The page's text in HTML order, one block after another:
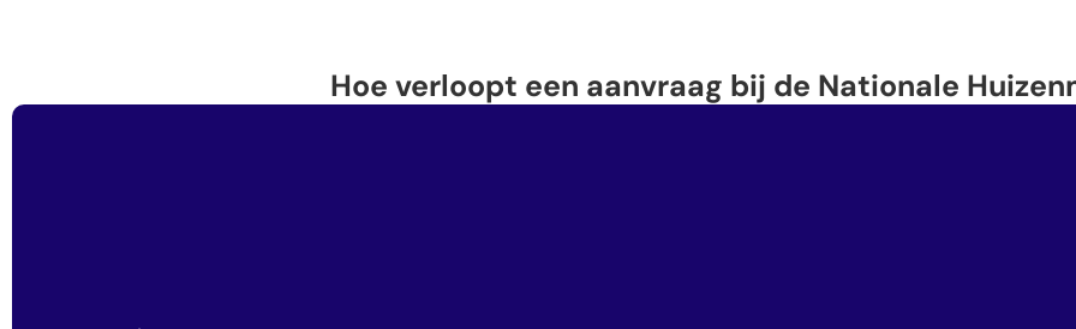
Hoe verloopt een aanvraag bij de Nationale